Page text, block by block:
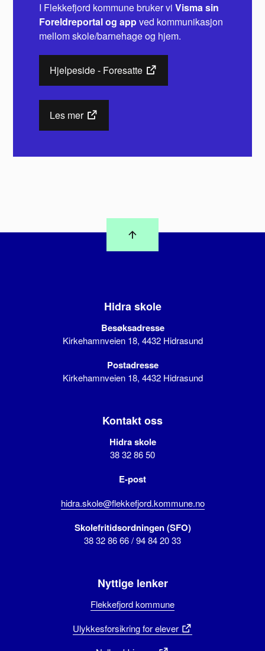
I Flekkefjord kommune bruker viVisma sin
Foreldreportal og appved kommunikasjon
mellom skole/barnehage og hjem.
Hjelpeside - Foresatte
Les mer
Hidra skole
Besøksadresse
Kirkehamnveien 18, 4432 Hidrasund
Postadresse
Kirkehamnveien 18, 4432 Hidrasund
Kontakt oss
Hidra skole
38 32 86 50
E-post
hidra.skole@flekkefjord.kommune.no
Skolefritidsordningen (SFO)
38 32 86 66 / 94 84 20 33
Nyttige lenker
Flekkefjord kommune
Ulykkesforsikring for elever